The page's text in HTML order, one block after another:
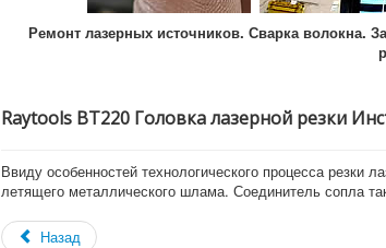
Ремонт лазерных источников. Сварка волокна.
Raytools BT220 Головка лазерной резки
Ввиду особенностей технологического процесса резки
летящего металлического шлама. Соединитель сопла
Назад